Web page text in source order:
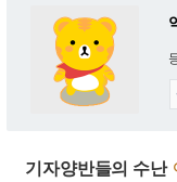
기자양반들의 수난